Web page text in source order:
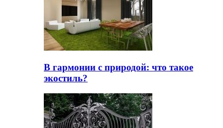
В гармонии с природой: что такое
экостиль?